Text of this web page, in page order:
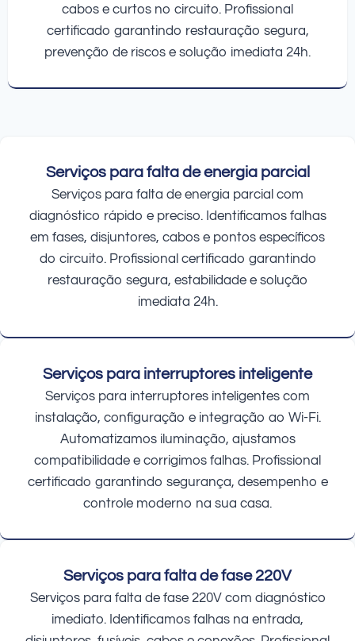
cabos e curtos no circuito. Profissional
certificado garantindo restauração segura,
prevenção de riscos e solução imediata 24h.
Serviços para falta de energia parcial
Serviços para falta de energia parcial com
diagnóstico rápido e preciso. Identificamos falhas
em fases, disjuntores, cabos e pontos específicos
do circuito. Profissional certificado garantindo
restauração segura, estabilidade e solução
imediata 24h.
Serviços para interruptores inteligente
Serviços para interruptores inteligentes com
instalação, configuração e integração ao Wi-Fi.
Automatizamos iluminação, ajustamos
compatibilidade e corrigimos falhas. Profissional
certificado garantindo segurança, desempenho e
controle moderno na sua casa.
Serviços para falta de fase 220V
Serviços para falta de fase 220V com diagnóstico
imediato. Identificamos falhas na entrada,